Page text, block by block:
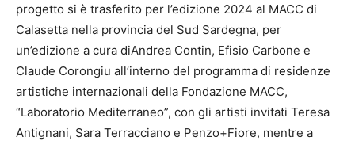
progetto si è trasferito per l’edizione 2024 al MACC di
Calasetta nella provincia del Sud Sardegna, per
un’edizione a cura diAndrea Contin, Efisio Carbone e
Claude Corongiu all’interno del programma di residenze
artistiche internazionali della Fondazione MACC,
“Laboratorio Mediterraneo”, con gli artisti invitati Teresa
Antignani, Sara Terracciano e Penzo+Fiore, mentre a